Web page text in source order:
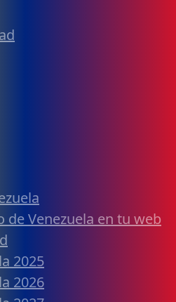
de Venezuela en tu web
2025
2026